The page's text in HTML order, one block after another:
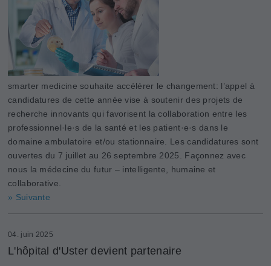
smarter medicine souhaite accélérer le changement: l’appel à
candidatures de cette année vise à soutenir des projets de
recherche innovants qui favorisent la collaboration entre les
professionnel·le·s de la santé et les patient·e·s dans le
domaine ambulatoire et/ou stationnaire. Les candidatures sont
ouvertes du 7 juillet au 26 septembre 2025. Façonnez avec
nous la médecine du futur – intelligente, humaine et
collaborative.
» Suivante
04. juin 2025
L'hôpital d'Uster devient partenaire